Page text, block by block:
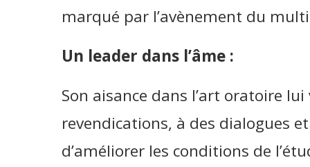
marqué par l’avènement du
Un leader dans l’âme :
Son aisance dans l’art oratoire
revendications, à des dialogues
d’améliorer les conditions de